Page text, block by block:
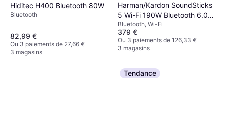
Hiditec H400 Bluetooth 80W
Bluetooth
82,99 €
Ou 3 paiements de 27,66 €
3 magasins
Harman/Kardon SoundSticks
5 Wi-Fi 190W Bluetooth 6.0
Haut Parleurs
Bluetooth, Wi-Fi
379 €
Ou 3 paiements de 126,33 €
3 magasins
Tendance